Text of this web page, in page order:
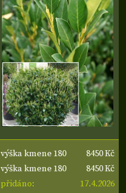
výška kmene 180
cm, šířka koruny
40-50 cm
8450 Kč
výška kmene 180
cm, šířka koruny
8450 Kč
přidáno:
17.4.2026